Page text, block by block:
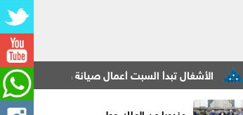
الأشغال تبدأ السبت أعمال صيانة طريق معان –